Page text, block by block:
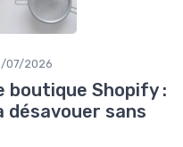
07/2026
boutique Shopify :
désavouer sans